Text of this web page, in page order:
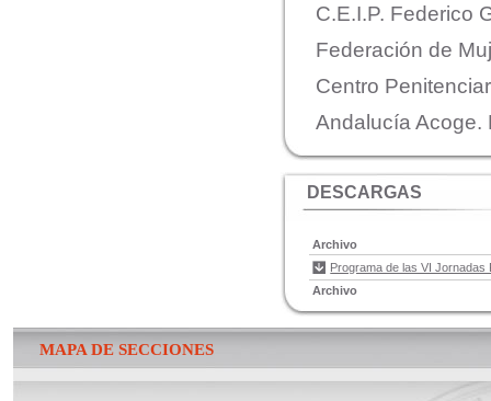
C.E.I.P. Federico
Federación de
Centro
Andalucía Acoge.
DESCARGAS
Archivo
Archivo
Programa de las VI
MAPA DE SECCIONES